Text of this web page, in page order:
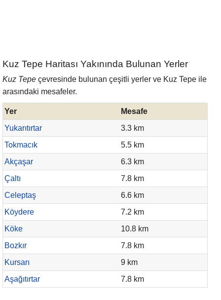
Kuz Tepe Haritası Yakınında Bulunan Yerler
Kuz Tepe çevresinde bulunan çeşitli yerler ve Kuz Tepe ile
arasındaki mesafeler.
Yer
Mesafe
Yukarıtırtar
3.3 km
Tokmacık
5.5 km
Akçaşar
6.3 km
Çaltı
7.8 km
Celeptaş
6.6 km
Köydere
7.2 km
Köke
10.8 km
Bozkır
7.8 km
Kursarı
9 km
Aşağıtırtar
7.8 km